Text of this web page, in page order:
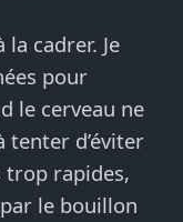
la cadrer. Je
pour
le cerveau ne
tenter d’éviter
trop rapides,
le bouillon